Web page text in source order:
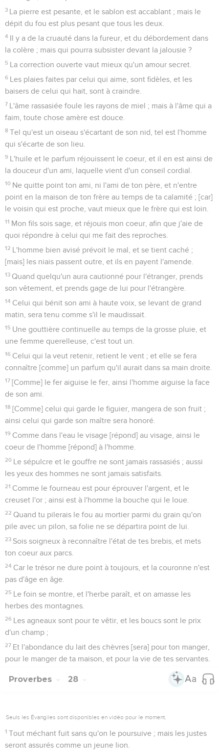
3 La pierre est pesante, et le sablon est accablant ; mais le
dépit du fou est plus pesant que tous les deux.
4 Il y a de la cruauté dans la fureur, et du débordement dans
la colère ; mais qui pourra subsister devant la jalousie ?
5 La correction ouverte vaut mieux qu'un amour secret.
6 Les plaies faites par celui qui aime, sont fidèles, et les
baisers de celui qui hait, sont à craindre.
7 L'âme rassasiée foule les rayons de miel ; mais à l'âme qui a
faim, toute chose amère est douce.
8 Tel qu'est un oiseau s'écartant de son nid, tel est l'homme
qui s'écarte de son lieu.
9 L'huile et le parfum réjouissent le coeur, et il en est ainsi de
la douceur d'un ami, laquelle vient d'un conseil cordial.
10 Ne quitte point ton ami, ni l'ami de ton père, et n'entre
point en la maison de ton frère au temps de ta calamité ; [car]
le voisin qui est proche, vaut mieux que le frère qui est loin.
11 Mon fils sois sage, et réjouis mon coeur, afin que j'aie de
quoi répondre à celui qui me fait des reproches.
12 L'homme bien avisé prévoit le mal, et se tient caché ;
[mais] les niais passent outre, et ils en payent l'amende.
13 Quand quelqu'un aura cautionné pour l'étranger, prends
son vêtement, et prends gage de lui pour l'étrangère.
14 Celui qui bénit son ami à haute voix, se levant de grand
matin, sera tenu comme s'il le maudissait.
15 Une gouttière continuelle au temps de la grosse pluie, et
une femme querelleuse, c'est tout un.
16 Celui qui la veut retenir, retient le vent ; et elle se fera
connaître [comme] un parfum qu'il aurait dans sa main droite.
17 [Comme] le fer aiguise le fer, ainsi l'homme aiguise la face
de son ami.
18 [Comme] celui qui garde le figuier, mangera de son fruit ;
ainsi celui qui garde son maître sera honoré.
19 Comme dans l'eau le visage [répond] au visage, ainsi le
coeur de l'homme [répond] à l'homme.
20 Le sépulcre et le gouffre ne sont jamais rassasiés ; aussi
les yeux des hommes ne sont jamais satisfaits.
21 Comme le fourneau est pour éprouver l'argent, et le
creuset l'or ; ainsi est à l'homme la bouche qui le loue.
22 Quand tu pilerais le fou au mortier parmi du grain qu'on
pile avec un pilon, sa folie ne se départira point de lui.
23 Sois soigneux à reconnaître l'état de tes brebis, et mets
ton coeur aux parcs.
24 Car le trésor ne dure point à toujours, et la couronne n'est
pas d'âge en âge.
25 Le foin se montre, et l'herbe paraît, et on amasse les
herbes des montagnes.
26 Les agneaux sont pour te vêtir, et les boucs sont le prix
d'un champ ;
27 Et l'abondance du lait des chèvres [sera] pour ton manger,
pour le manger de ta maison, et pour la vie de tes servantes.
Proverbes 28
Seuls les Évangiles sont disponibles en vidéo pour le moment.
1 Tout méchant fuit sans qu'on le poursuive ; mais les justes
seront assurés comme un jeune lion.